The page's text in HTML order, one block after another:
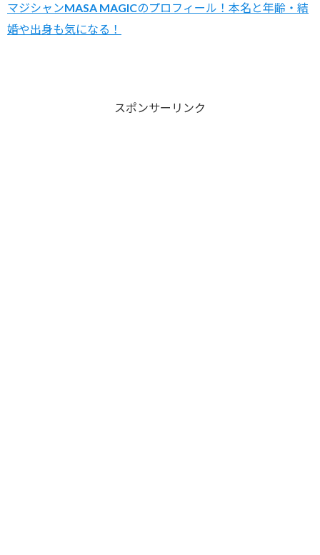
マジシャンMASA MAGICのプロフィール！本名と年齢・結
婚や出身も気になる！
スポンサーリンク